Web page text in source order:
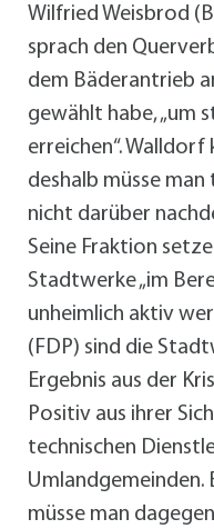
Wilfried Weisbrod
sprach den
dem Bäderantrieb
gewählt habe, „um
erreichen“. Walldorf
deshalb müsse
nicht darüber
Seine Fraktion
Stadtwerke „im
unheimlich aktiv
(FDP) sind die
Ergebnis aus der
Positiv aus ihrer
technischen
müsse man